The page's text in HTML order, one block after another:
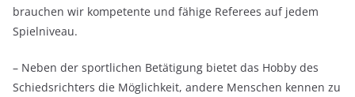
brauchen wir kompetente und fähige Referees auf jedem
Spielniveau.
– Neben der sportlichen Betätigung bietet das Hobby des
Schiedsrichters die Möglichkeit, andere Menschen kennen zu